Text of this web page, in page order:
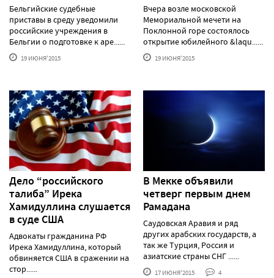
Бельгийские судебные
приставы в среду уведомили
российские учреждения в
Бельгии о подготовке к аре......
19 ИЮНЯ'2015
Вчера возле московской
Мемориальной мечети на
Поклонной горе состоялось
открытие юбилейного &laqu......
19 ИЮНЯ'2015
Дело “российского
талиба” Ирека
Хамидуллина слушается
в суде США
Адвокаты гражданина РФ
Ирека Хамидуллина, который
обвиняется США в сражении на
стор......
В Мекке объявили
четверг первым днем
Рамадана
Саудовская Аравия и ряд
других арабских государств, а
так же Турция, Россия и
азиатские страны СНГ ......
17 ИЮНЯ'2015 4